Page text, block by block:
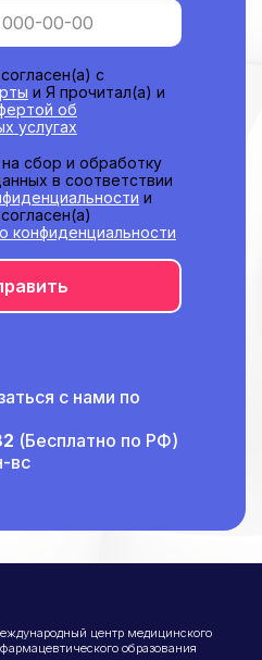
с
и Я прочитал(а) и
об
услугах
сбор и обработку
в соответствии
и
конфиденциальности
с нами по
(Бесплатно по РФ)
вс